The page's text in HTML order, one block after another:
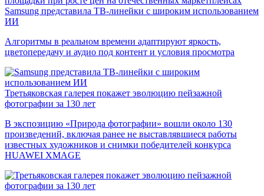
Samsung представила ТВ-линейки с широким использованием
ИИ
Алгоритмы в реальном времени адаптируют яркость,
цветопередачу и аудио под контент и условия просмотра
Третьяковская галерея покажет эволюцию пейзажной
фотографии за 130 лет
В экспозицию «Природа фотографии» вошли около 130
произведений, включая ранее не выставлявшиеся работы
известных художников и снимки победителей конкурса
HUAWEI XMAGE